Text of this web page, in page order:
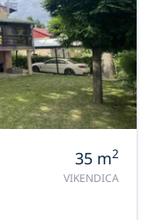
35 m2
VIKENDICA